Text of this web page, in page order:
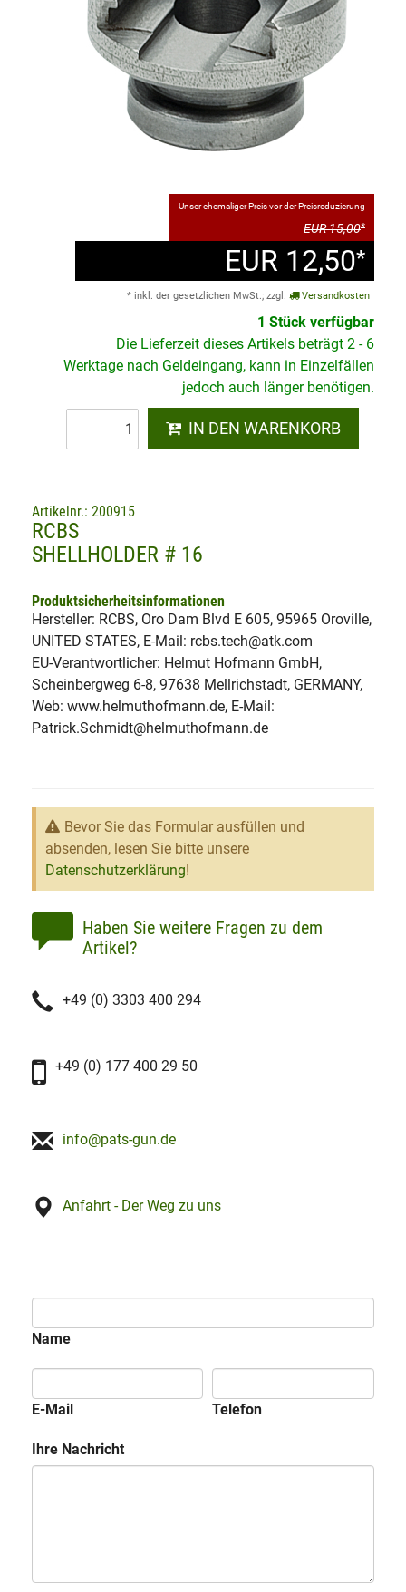
Unser ehemaliger Preis vor der Preisreduzierung
EUR 15,00*
EUR 12,50*
* inkl. der gesetzlichen MwSt.; zzgl. Versandkosten
1 Stück verfügbar
Die Lieferzeit dieses Artikels beträgt 2 - 6
Werktage nach Geldeingang, kann in Einzelfällen
jedoch auch länger benötigen.
IN DEN WARENKORB
Artikelnr.: 200915
RCBS
SHELLHOLDER # 16
Produktsicherheitsinformationen
Hersteller: RCBS, Oro Dam Blvd E 605, 95965 Oroville,
UNITED STATES, E-Mail: rcbs.tech@atk.com
EU-Verantwortlicher: Helmut Hofmann GmbH,
Scheinbergweg 6-8, 97638 Mellrichstadt, GERMANY,
Web: www.helmuthofmann.de, E-Mail:
Patrick.Schmidt@helmuthofmann.de
Bevor Sie das Formular ausfüllen und
absenden, lesen Sie bitte unsere
Datenschutzerklärung!
Haben Sie weitere Fragen zu dem
Artikel?
+49 (0) 3303 400 294
+49 (0) 177 400 29 50
info@pats-gun.de
Anfahrt - Der Weg zu uns
Name
E-Mail Telefon
Ihre Nachricht